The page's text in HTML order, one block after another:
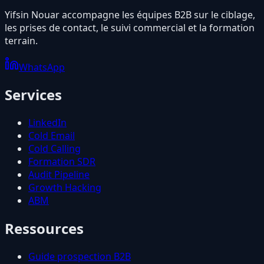
Yifsin Nouar accompagne les équipes B2B sur le ciblage,
les prises de contact, le suivi commercial et la formation
terrain.
WhatsApp
Services
LinkedIn
Cold Email
Cold Calling
Formation SDR
Audit Pipeline
Growth Hacking
ABM
Ressources
Guide prospection B2B